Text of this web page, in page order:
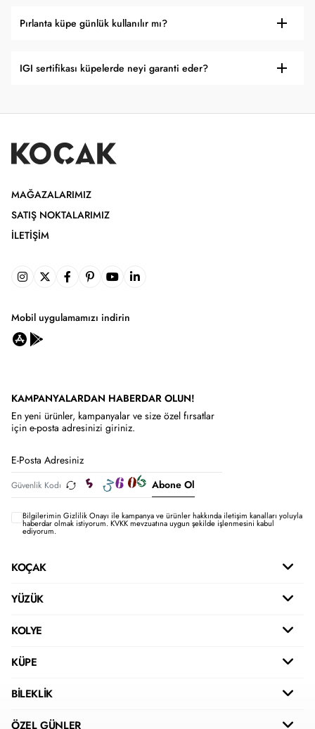
Pırlanta küpe günlük kullanılır mı?
IGI sertifikası küpelerde neyi garanti eder?
MAĞAZALARIMIZ
SATIŞ NOKTALARIMIZ
İLETIŞIM
Mobil uygulamamızı indirin
KAMPANYALARDAN HABERDAR OLUN!
En yeni ürünler, kampanyalar ve size özel fırsatlar
için e-posta adresinizi giriniz.
Abone Ol
Bilgilerimin Gizlilik Onayı ile kampanya ve ürünler hakkında iletişim kanalları yoluyla
haberdar olmak istiyorum.KVKK mevzuatına uygun şekilde işlenmesini kabul
ediyorum.
KOÇAK
YÜZÜK
KOLYE
KÜPE
BİLEKLİK
ÖZEL GÜNLER